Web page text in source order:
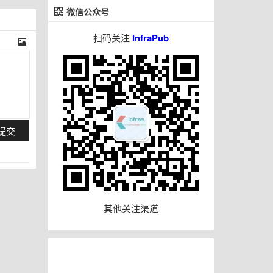
交
微信公众号
扫码关注 InfraPub
其他关注渠道